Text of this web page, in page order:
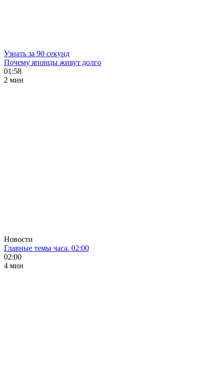
Узнать за 90 секунд
Почему японцы живут долго
01:58
2 мин
Новости
Главные темы часа. 02:00
02:00
4 мин